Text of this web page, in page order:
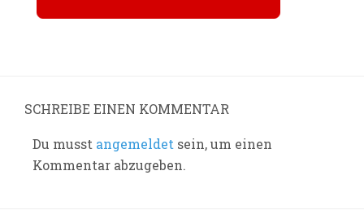
SCHREIBE EINEN KOMMENTAR
Du musst angemeldet sein, um einen
Kommentar abzugeben.